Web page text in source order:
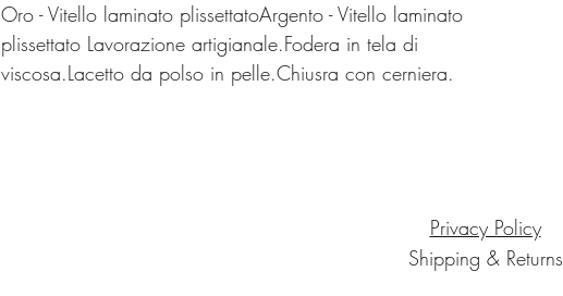
Oro - Vitello laminato plissettatoArgento - Vitello laminato
plissettato Lavorazione artigianale.Fodera in tela di
viscosa.Lacetto da polso in pelle.Chiusra con cerniera.
Privacy Policy
Shipping & Returns